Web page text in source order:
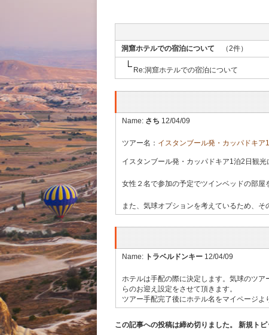
洞窟ホテルでの宿泊について （2件）
Re:洞窟ホテルでの宿泊について
Name: さち 12/04/09
ツアー名： イスタンブール発・カッパドキア
イスタンブール発・カッパドキア1泊2日観光
女性２名で参加の予定でツインベッドの部
また、気球オプションを考えているため、
Name:
トラベルドンキー 12/04/09
ホテルは手配の際に決定します。気球のツ
らのお迎え設定をさせて頂きます。
ツアー手配完了後にホテル名をマイページよ
この記事への投稿は締め切りました。 新規トピ